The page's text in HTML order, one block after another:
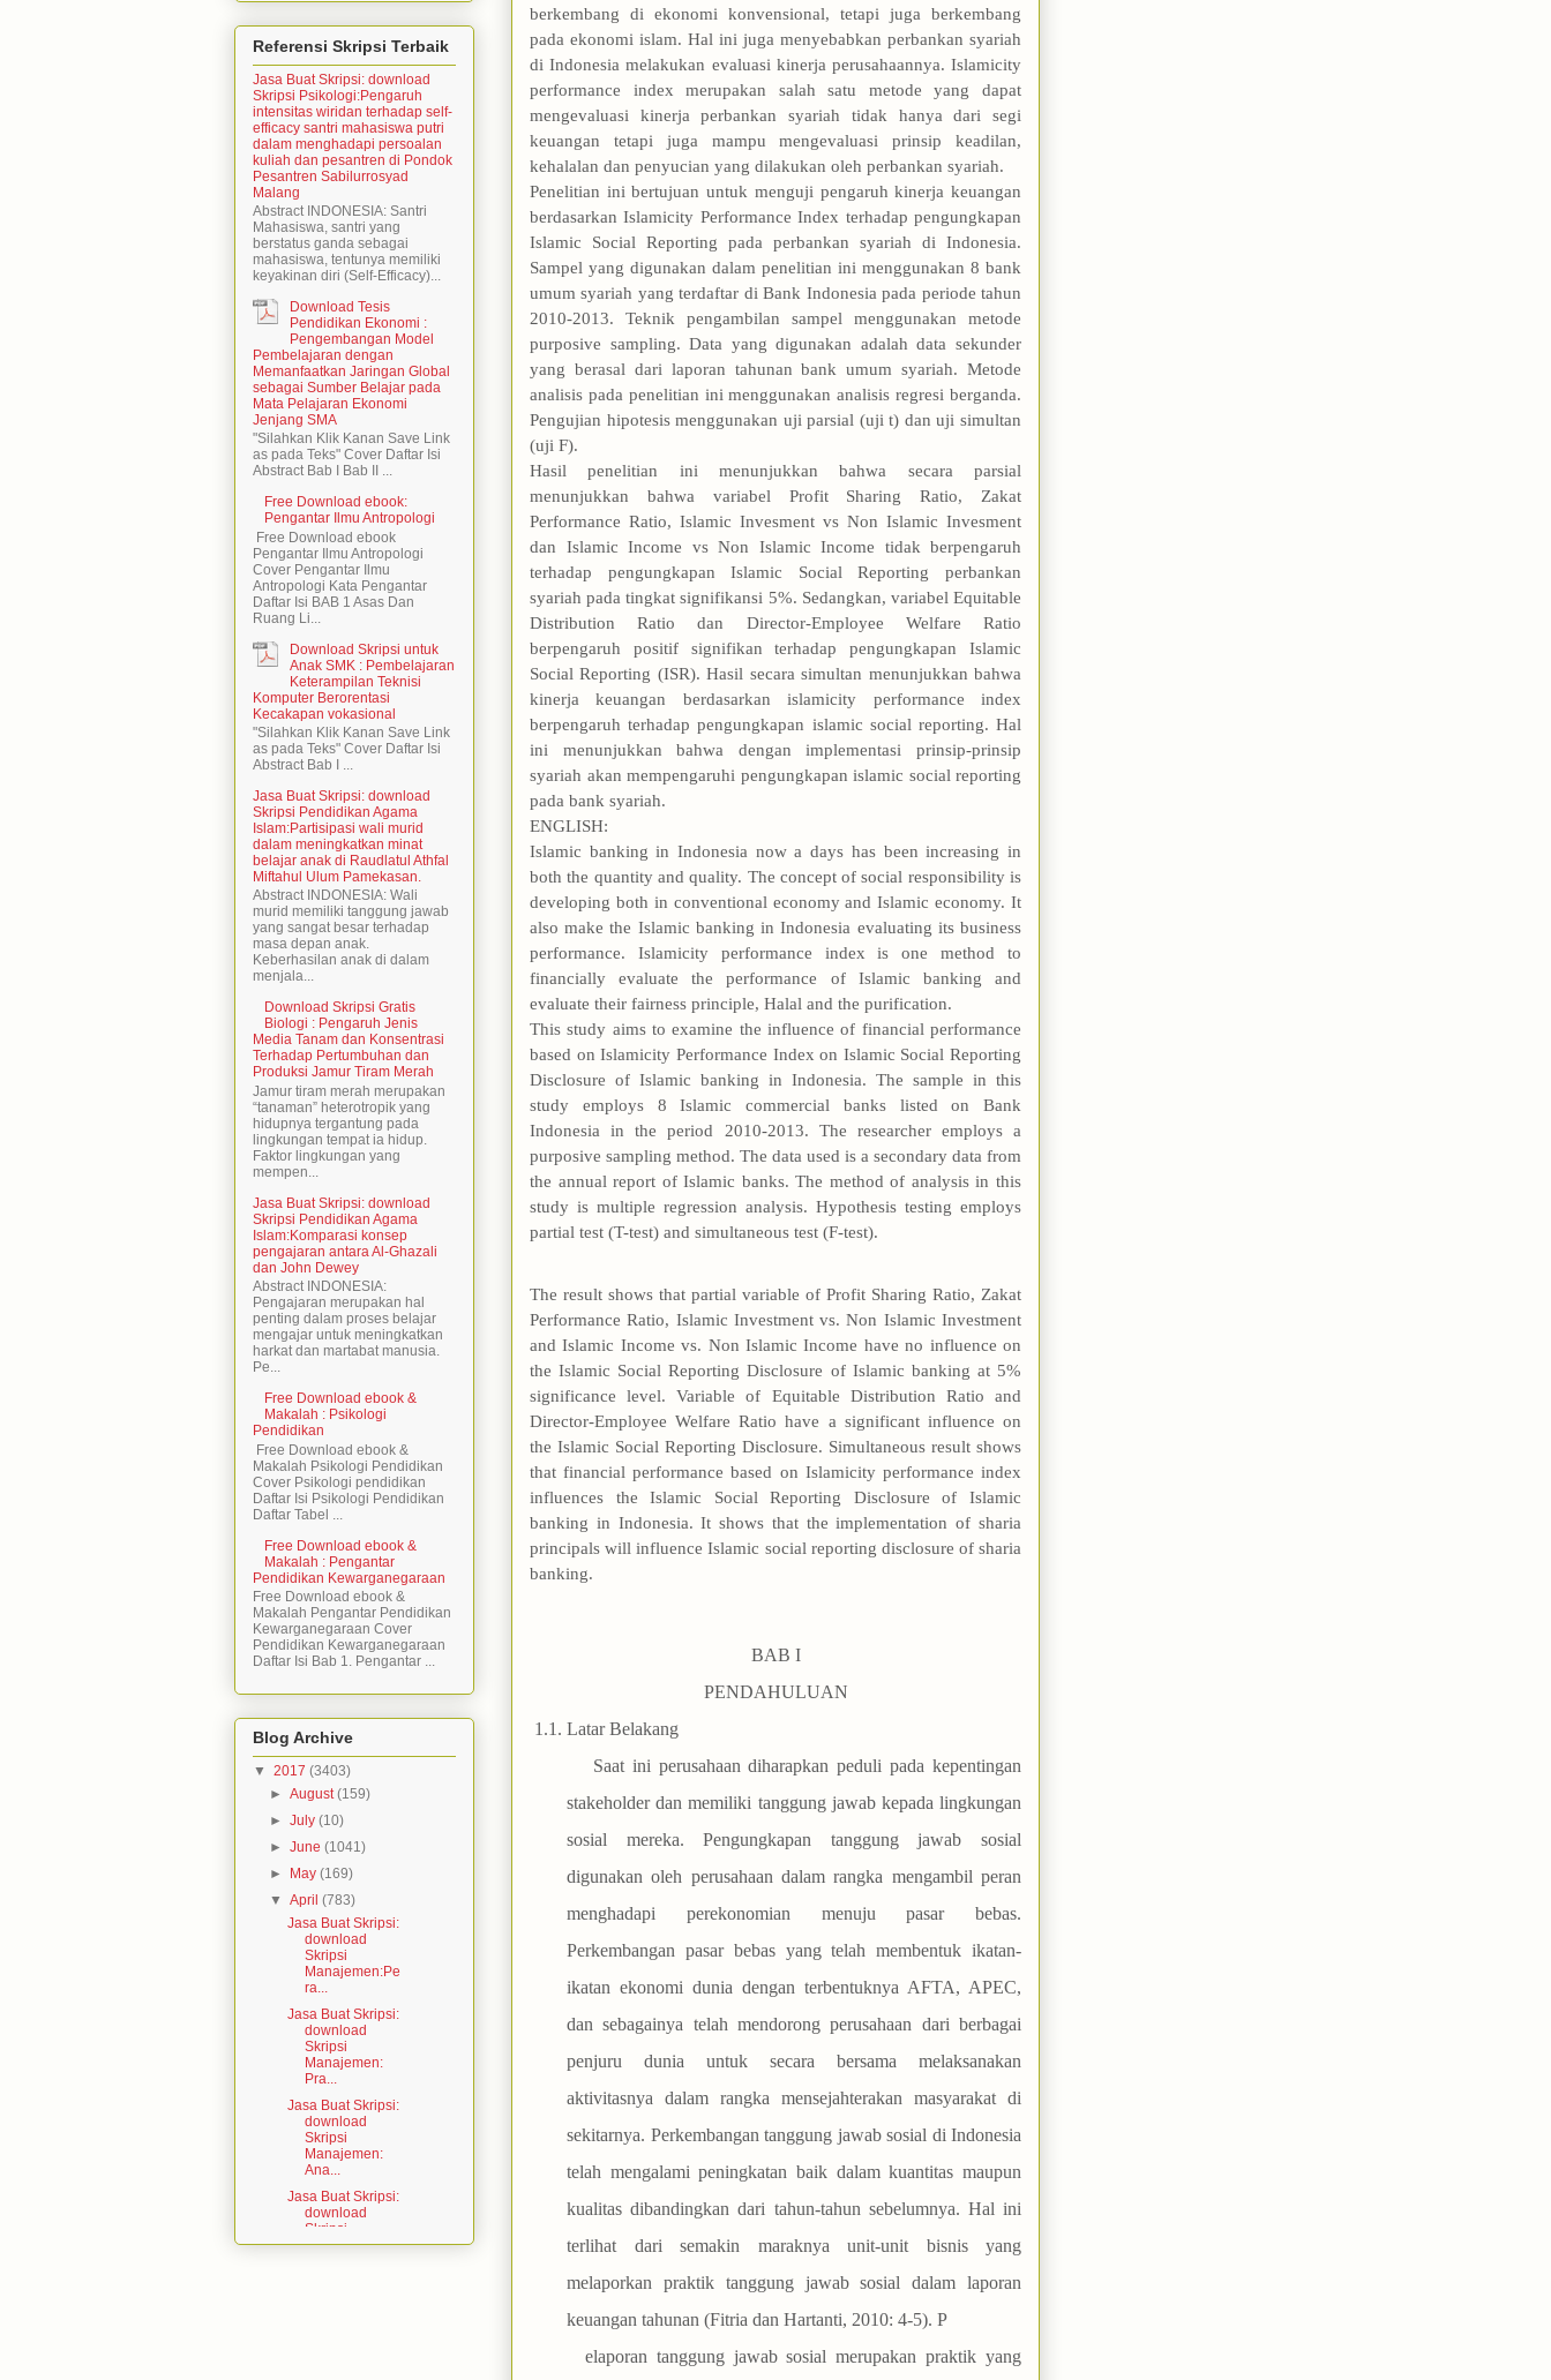
berkembang di ekonomi konvensional, tetapi juga berkembang
pada ekonomi islam. Hal ini juga menyebabkan perbankan syariah
di Indonesia melakukan evaluasi kinerja perusahaannya. Islamicity
performance index merupakan salah satu metode yang dapat
mengevaluasi kinerja perbankan syariah tidak hanya dari segi
keuangan tetapi juga mampu mengevaluasi prinsip keadilan,
kehalalan dan penyucian yang dilakukan oleh perbankan syariah.
Penelitian ini bertujuan untuk menguji pengaruh kinerja keuangan
berdasarkan Islamicity Performance Index terhadap pengungkapan
Islamic Social Reporting pada perbankan syariah di Indonesia.
Sampel yang digunakan dalam penelitian ini menggunakan 8 bank
umum syariah yang terdaftar di Bank Indonesia pada periode tahun
2010-2013. Teknik pengambilan sampel menggunakan metode
purposive sampling. Data yang digunakan adalah data sekunder
yang berasal dari laporan tahunan bank umum syariah. Metode
analisis pada penelitian ini menggunakan analisis regresi berganda.
Pengujian hipotesis menggunakan uji parsial (uji t) dan uji simultan
(uji F).
Hasil penelitian ini menunjukkan bahwa secara parsial
menunjukkan bahwa variabel Profit Sharing Ratio, Zakat
Performance Ratio, Islamic Invesment vs Non Islamic Invesment
dan Islamic Income vs Non Islamic Income tidak berpengaruh
terhadap pengungkapan Islamic Social Reporting perbankan
syariah pada tingkat signifikansi 5%. Sedangkan, variabel Equitable
Distribution Ratio dan Director-Employee Welfare Ratio
berpengaruh positif signifikan terhadap pengungkapan Islamic
Social Reporting (ISR). Hasil secara simultan menunjukkan bahwa
kinerja keuangan berdasarkan islamicity performance index
berpengaruh terhadap pengungkapan islamic social reporting. Hal
ini menunjukkan bahwa dengan implementasi prinsip-prinsip
syariah akan mempengaruhi pengungkapan islamic social reporting
pada bank syariah.
ENGLISH:
Islamic banking in Indonesia now a days has been increasing in
both the quantity and quality. The concept of social responsibility is
developing both in conventional economy and Islamic economy. It
also make the Islamic banking in Indonesia evaluating its business
performance. Islamicity performance index is one method to
financially evaluate the performance of Islamic banking and
evaluate their fairness principle, Halal and the purification.
This study aims to examine the influence of financial performance
based on Islamicity Performance Index on Islamic Social Reporting
Disclosure of Islamic banking in Indonesia. The sample in this
study employs 8 Islamic commercial banks listed on Bank
Indonesia in the period 2010-2013. The researcher employs a
purposive sampling method. The data used is a secondary data from
the annual report of Islamic banks. The method of analysis in this
study is multiple regression analysis. Hypothesis testing employs
partial test (T-test) and simultaneous test (F-test).
The result shows that partial variable of Profit Sharing Ratio, Zakat
Performance Ratio, Islamic Investment vs. Non Islamic Investment
and Islamic Income vs. Non Islamic Income have no influence on
the Islamic Social Reporting Disclosure of Islamic banking at 5%
significance level. Variable of Equitable Distribution Ratio and
Director-Employee Welfare Ratio have a significant influence on
the Islamic Social Reporting Disclosure. Simultaneous result shows
that financial performance based on Islamicity performance index
influences the Islamic Social Reporting Disclosure of Islamic
banking in Indonesia. It shows that the implementation of sharia
principals will influence Islamic social reporting disclosure of sharia
banking.
BAB I
PENDAHULUAN
1.1. Latar Belakang
Saat ini perusahaan diharapkan peduli pada kepentingan
stakeholder dan memiliki tanggung jawab kepada lingkungan
sosial mereka. Pengungkapan tanggung jawab sosial
digunakan oleh perusahaan dalam rangka mengambil peran
menghadapi perekonomian menuju pasar bebas.
Perkembangan pasar bebas yang telah membentuk ikatan-
ikatan ekonomi dunia dengan terbentuknya AFTA, APEC,
dan sebagainya telah mendorong perusahaan dari berbagai
penjuru dunia untuk secara bersama melaksanakan
aktivitasnya dalam rangka mensejahterakan masyarakat di
sekitarnya. Perkembangan tanggung jawab sosial di Indonesia
telah mengalami peningkatan baik dalam kuantitas maupun
kualitas dibandingkan dari tahun-tahun sebelumnya. Hal ini
terlihat dari semakin maraknya unit-unit bisnis yang
melaporkan praktik tanggung jawab sosial dalam laporan
keuangan tahunan (Fitria dan Hartanti, 2010: 4-5). P
elaporan tanggung jawab sosial merupakan praktik yang
Referensi Skripsi Terbaik
Jasa Buat Skripsi: download
Skripsi Psikologi:Pengaruh
intensitas wiridan terhadap self-
efficacy santri mahasiswa putri
dalam menghadapi persoalan
kuliah dan pesantren di Pondok
Pesantren Sabilurrosyad
Malang
Abstract INDONESIA: Santri
Mahasiswa, santri yang
berstatus ganda sebagai
mahasiswa, tentunya memiliki
keyakinan diri (Self-Efficacy)...
Download Tesis
Pendidikan Ekonomi :
Pengembangan Model
Pembelajaran dengan
Memanfaatkan Jaringan Global
sebagai Sumber Belajar pada
Mata Pelajaran Ekonomi
Jenjang SMA
"Silahkan Klik Kanan Save Link
as pada Teks" Cover Daftar Isi
Abstract Bab I Bab II ...
Free Download ebook:
Pengantar Ilmu Antropologi
Free Download ebook
Pengantar Ilmu Antropologi
Cover Pengantar Ilmu
Antropologi Kata Pengantar
Daftar Isi BAB 1 Asas Dan
Ruang Li...
Download Skripsi untuk
Anak SMK : Pembelajaran
Keterampilan Teknisi
Komputer Berorentasi
Kecakapan vokasional
"Silahkan Klik Kanan Save Link
as pada Teks" Cover Daftar Isi
Abstract Bab I ...
Jasa Buat Skripsi: download
Skripsi Pendidikan Agama
Islam:Partisipasi wali murid
dalam meningkatkan minat
belajar anak di Raudlatul Athfal
Miftahul Ulum Pamekasan.
Abstract INDONESIA: Wali
murid memiliki tanggung jawab
yang sangat besar terhadap
masa depan anak.
Keberhasilan anak di dalam
menjala...
Download Skripsi Gratis
Biologi : Pengaruh Jenis
Media Tanam dan Konsentrasi
Terhadap Pertumbuhan dan
Produksi Jamur Tiram Merah
Jamur tiram merah merupakan
“tanaman” heterotropik yang
hidupnya tergantung pada
lingkungan tempat ia hidup.
Faktor lingkungan yang
mempen...
Jasa Buat Skripsi: download
Skripsi Pendidikan Agama
Islam:Komparasi konsep
pengajaran antara Al-Ghazali
dan John Dewey
Abstract INDONESIA:
Pengajaran merupakan hal
penting dalam proses belajar
mengajar untuk meningkatkan
harkat dan martabat manusia.
Pe...
Free Download ebook &
Makalah : Psikologi
Pendidikan
Free Download ebook &
Makalah Psikologi Pendidikan
Cover Psikologi pendidikan
Daftar Isi Psikologi Pendidikan
Daftar Tabel ...
Free Download ebook &
Makalah : Pengantar
Pendidikan Kewarganegaraan
Free Download ebook &
Makalah Pengantar Pendidikan
Kewarganegaraan Cover
Pendidikan Kewarganegaraan
Daftar Isi Bab 1. Pengantar ...
Blog Archive
▼ 2017 (3403)
►August(159)
►July(10)
►June(1041)
►
May(169)
▼April(783)
Jasa Buat Skripsi:
download
Skripsi
Manajemen:Pe
ra...
Jasa Buat Skripsi:
download
Skripsi
Manajemen:
Pra...
Jasa Buat Skripsi:
download
Skripsi
Manajemen:
Ana...
Jasa Buat Skripsi:
download
Skripsi
Manajemen: